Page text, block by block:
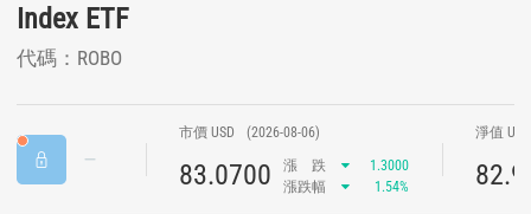
Index ETF
代碼：ROBO
市價 USD (2026-08-06)
83.0700 漲 跌
1.3000
漲跌幅
1.54%
淨值